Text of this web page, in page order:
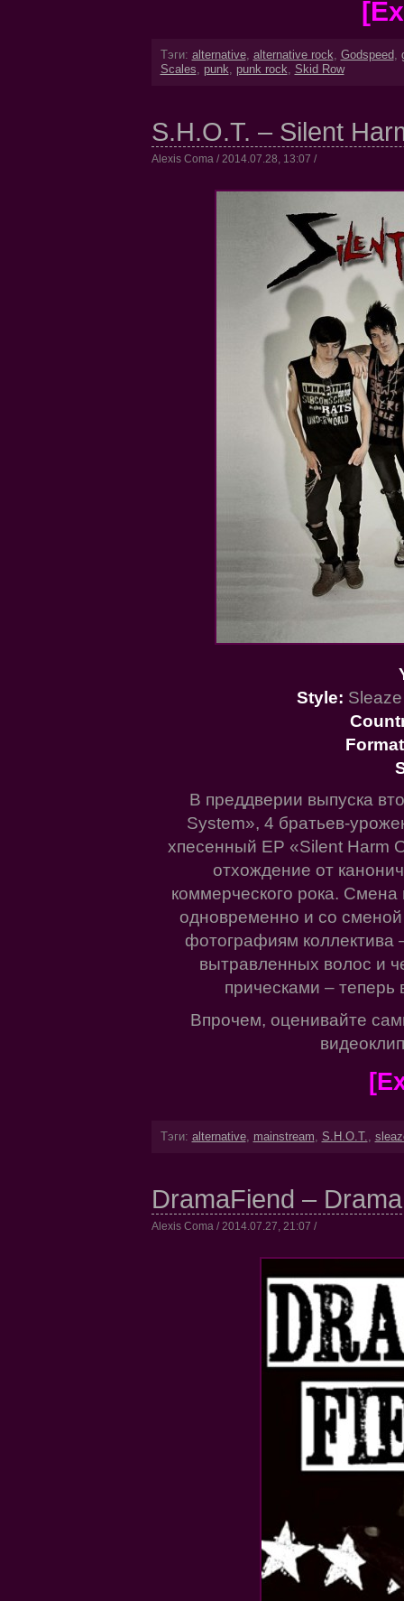
Тэги: alternative, alternative rock, Godspeed,
Scales, punk, punk rock, Skid Row
S.H.O.T. – Silent
Alexis Coma / 2014.07.28, 13:07 /
Style:
В преддверии выпуска
System», 4 братьев-
хпесенный EP «Silent Harm
отхождение от
коммерческого рока.
одновременно и со
фотографиям коллектива
вытравленных волос и
прическами –
Впрочем, оценивайте
Тэги: alternative, mainstream, S.H.O.T.,
DramaFiend –
Alexis Coma / 2014.07.27, 21:07 /